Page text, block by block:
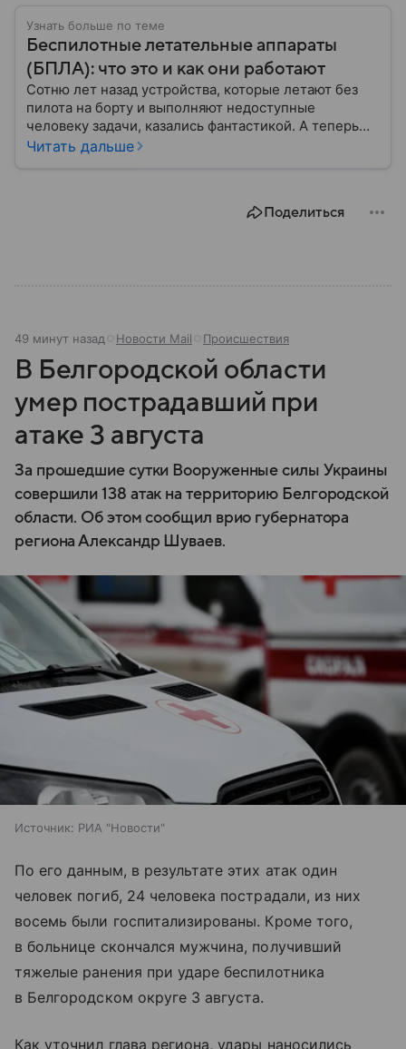
Узнать больше по теме
Беспилотные летательные аппараты
(БПЛА): что это и как они работают
Сотню лет назад устройства, которые летают без
пилота на борту и выполняют недоступные
человеку задачи, казались фантастикой. А теперь
они стали реальностью: собрали главное о
Читать дальше
Поделиться
49 минут назад Новости Mail Происшествия
В Белгородской области
умер пострадавший при
атаке 3 августа
За прошедшие сутки Вооруженные силы Украины
совершили 138 атак на территорию Белгородской
области. Об этом сообщил врио губернатора
региона Александр Шуваев.
Источник: РИА "Новости"
По его данным, в результате этих атак один
человек погиб, 24 человека пострадали, из них
восемь были госпитализированы. Кроме того,
в больнице скончался мужчина, получивший
тяжелые ранения при ударе беспилотника
в Белгородском округе 3 августа.
Как уточнил глава региона, удары наносились